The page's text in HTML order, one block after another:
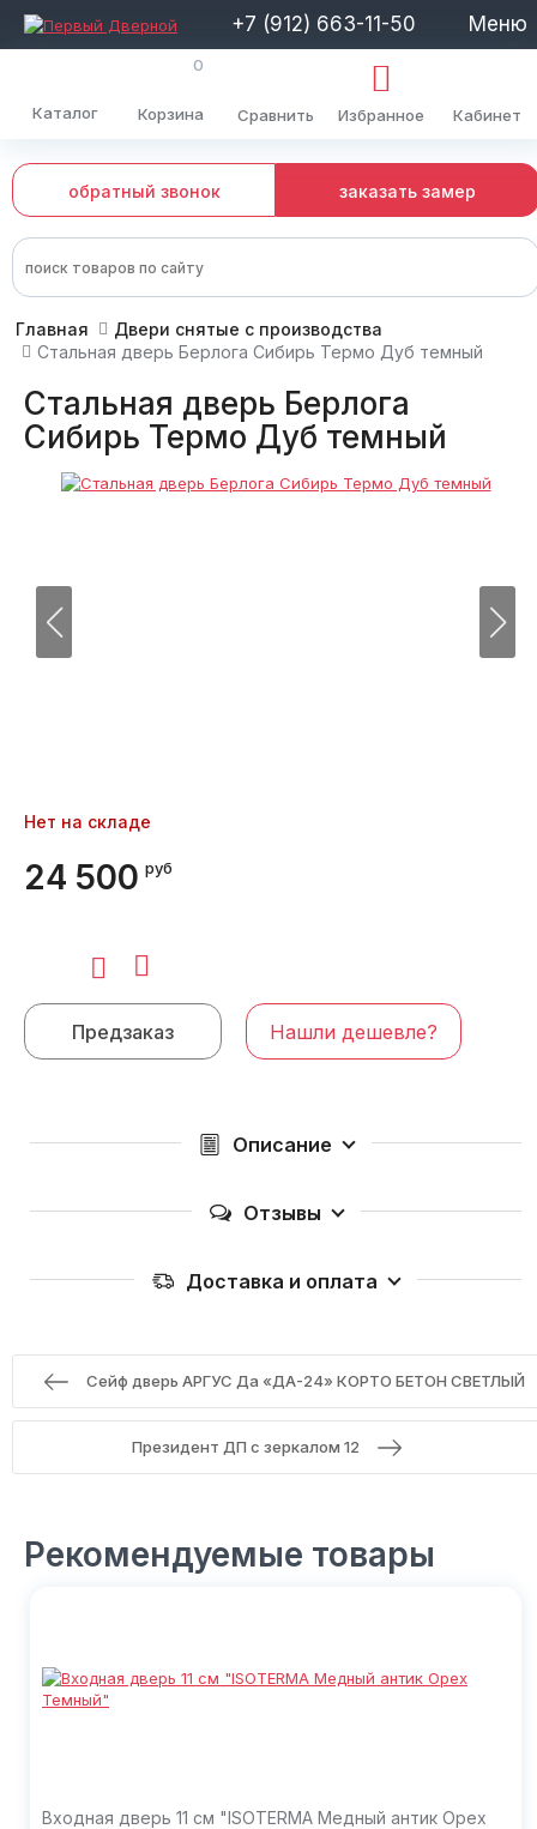
+7 (912) 663-11-50 Меню
Каталог
0
Корзина Сравнить Избранное Кабинет
обратный звонок заказать замер
Главная
Двери снятые с производства
Стальная дверь Берлога Сибирь Термо Дуб темный
Стальная дверь Берлога
Сибирь Термо Дуб темный
Нет на складе
24 500 руб
Предзаказ Нашли дешевле?
Описание
Отзывы
Доставка и оплата
Сейф дверь АРГУС Да «ДА-24» КОРТО БЕТОН СВЕТЛЫЙ
Президент ДП с зеркалом 12
Рекомендуемые товары
Входная дверь 11 см "ISOTERMA Медный антик Орех